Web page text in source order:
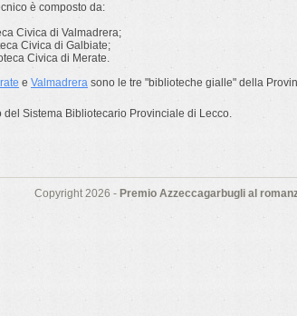
è composto da:
Civica di Valmadrera;
Civica di Galbiate;
Civica di Merate.
e Valmadrera sono le tre "biblioteche gialle" della
del Sistema Bibliotecario Provinciale di Lecco.
Copyright 2026 - Premio Azzeccagarbugli al